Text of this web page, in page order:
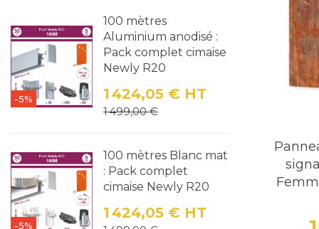
-5%
100 mètres
Aluminium anodisé :
Pack complet cimaise
Newly R20
Prix
1 424,05 € HT
Prix de base
1 499,00 €
-5%
100 mètres Blanc mat
: Pack complet
cimaise Newly R20
1 424,05 € HT
soleil ou
Design
L'effet
touche
s'agisse
Variété
Notre
divers
Toilettes